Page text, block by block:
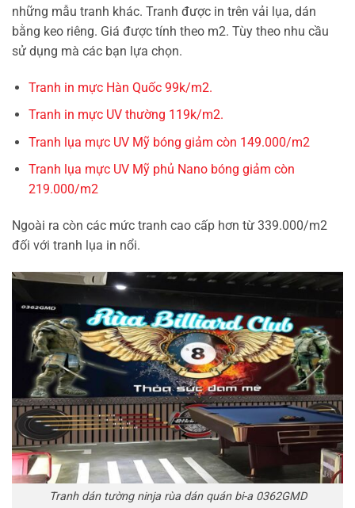
những mẫu tranh khác. Tranh được in trên vải lụa, dán
bằng keo riêng. Giá được tính theo m2. Tùy theo nhu cầu
sử dụng mà các bạn lựa chọn.
Tranh in mực Hàn Quốc 99k/m2.
Tranh in mực UV thường 119k/m2.
Tranh lụa mực UV Mỹ bóng giảm còn 149.000/m2
Tranh lụa mực UV Mỹ phủ Nano bóng giảm còn
219.000/m2
Ngoài ra còn các mức tranh cao cấp hơn từ 339.000/m2
đối với tranh lụa in nổi.
Tranh dán tường ninja rùa dán quán bi-a 0362GMD